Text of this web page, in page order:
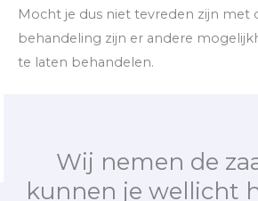
Mocht je dus niet tevreden zijn met
behandeling zijn er andere
te laten behandelen.
Wij nemen de
kunnen je wellicht